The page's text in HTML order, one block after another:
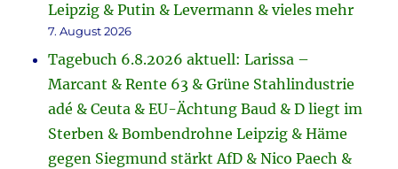
Leipzig & Putin & Levermann & vieles mehr
7. August 2026
Tagebuch 6.8.2026 aktuell: Larissa –
Marcant & Rente 63 & Grüne Stahlindustrie
adé & Ceuta & EU-Ächtung Baud & D liegt im
Sterben & Bombendrohne Leipzig & Häme
gegen Siegmund stärkt AfD & Nico Paech &